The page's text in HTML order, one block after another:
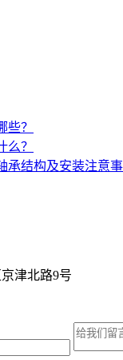
？
？
承结构及安装注意
津北路9号